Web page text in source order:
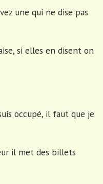
une qui ne dise pas
si elles en disent on
occupé, il faut que je
il met des billets